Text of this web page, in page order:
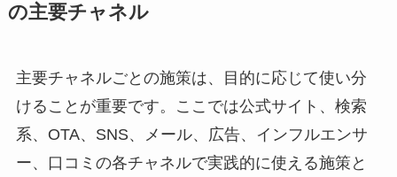
の主要チャネル
主要チャネルごとの施策は、目的に応じて使い分
けることが重要です。ここでは公式サイト、検索
系、OTA、SNS、メール、広告、インフルエンサ
ー、口コミの各チャネルで実践的に使える施策と